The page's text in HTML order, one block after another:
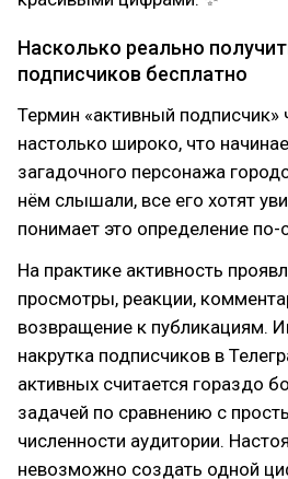
Насколько реально
подписчиков бесплатно
Термин «активный подписчик»
настолько широко, что
загадочного персонажа
нём слышали, все его хотят
понимает это определение по-
На практике активность
просмотры, реакции,
возвращение к публикациям.
накрутка подписчиков в
активных считается гораздо
задачей по сравнению с
численности аудитории.
невозможно создать одной